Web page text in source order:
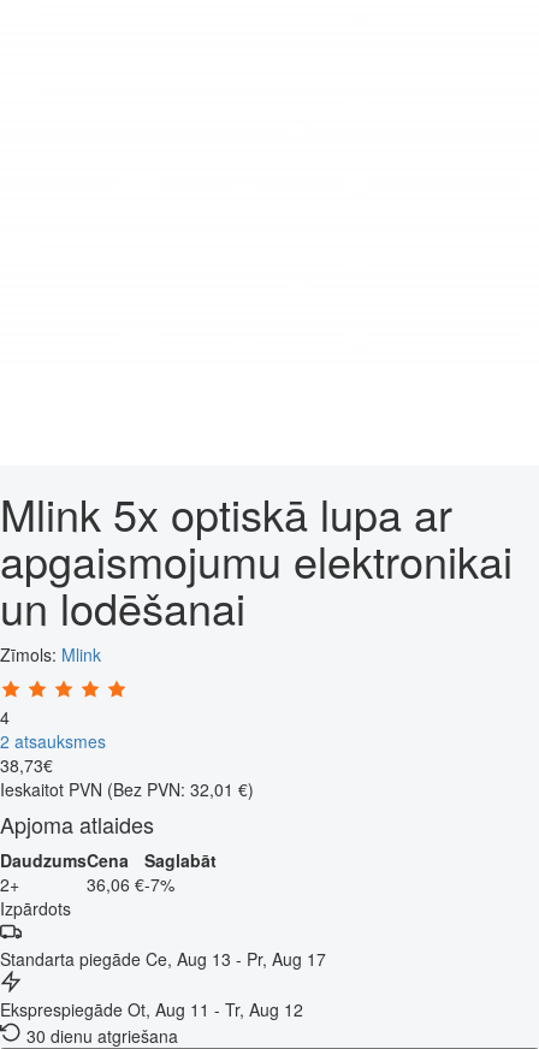
Mlink 5x optiskā lupa ar
apgaismojumu elektronikai
un lodēšanai
Zīmols: Mlink
4
2 atsauksmes
38,73€
Ieskaitot PVN (Bez PVN: 32,01 €)
Apjoma atlaides
DaudzumsCena
Saglabāt
2+
36,06 €-7%
Izpārdots
Standarta piegāde Ce, Aug 13 - Pr, Aug 17
Eksprespiegāde Ot, Aug 11 - Tr, Aug 12
30 dienu atgriešana